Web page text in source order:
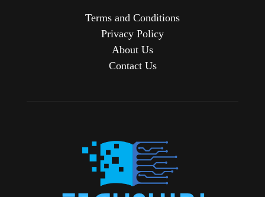
Terms and Conditions
Privacy Policy
About Us
Contact Us